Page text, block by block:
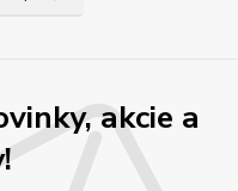
akcie a